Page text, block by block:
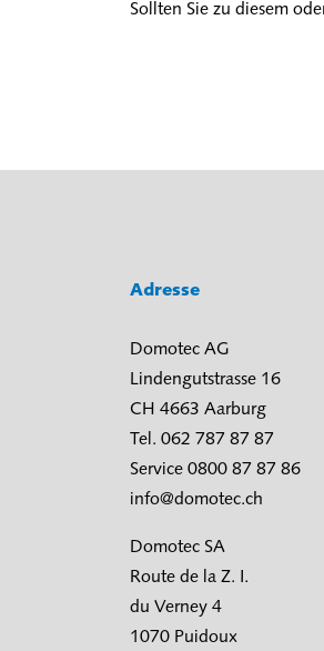
Sollten Sie zu diesem
Adresse
Domotec AG
Lindengutstrasse 16
CH 4663 Aarburg
Tel. 062 787 87 87
Service 0800 87 87 86
info@domotec.ch
Domotec SA
Route de la Z. I.
du Verney 4
1070 Puidoux